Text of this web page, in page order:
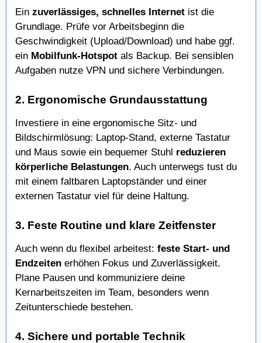
Ein zuverlässiges, schnelles Internet ist die
Grundlage. Prüfe vor Arbeitsbeginn die
Geschwindigkeit (Upload/Download) und habe ggf.
ein Mobilfunk-Hotspot als Backup. Bei sensiblen
Aufgaben nutze VPN und sichere Verbindungen.
2. Ergonomische Grundausstattung
Investiere in eine ergonomische Sitz- und
Bildschirmlösung: Laptop-Stand, externe Tastatur
und Maus sowie ein bequemer Stuhl reduzieren
körperliche Belastungen. Auch unterwegs tust du
mit einem faltbaren Laptopständer und einer
externen Tastatur viel für deine Haltung.
3. Feste Routine und klare Zeitfenster
Auch wenn du flexibel arbeitest: feste Start- und
Endzeiten erhöhen Fokus und Zuverlässigkeit.
Plane Pausen und kommuniziere deine
Kernarbeitszeiten im Team, besonders wenn
Zeitunterschiede bestehen.
4. Sichere und portable Technik